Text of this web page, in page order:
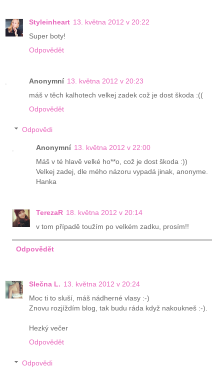
Styleinheart 13. května 2012 v 20:22
Super boty!
Odpovědět
Anonymní 13. května 2012 v 20:23
máš v těch kalhotech velkej zadek což je dost škoda :((
Odpovědět
Odpovědi
Anonymní 13. května 2012 v 22:00
Máš v té hlavě velké ho**o, což je dost škoda :))
Velkej zadej, dle mého názoru vypadá jinak, anonyme.
Hanka
TerezaR 18. května 2012 v 20:14
v tom případě toužím po velkém zadku, prosím!!
Odpovědět
Slečna L. 13. května 2012 v 20:24
Moc ti to sluší, máš nádherné vlasy :-)
Znovu rozjíždím blog, tak budu ráda když nakoukneš :-).
Hezký večer
Odpovědět
Odpovědi